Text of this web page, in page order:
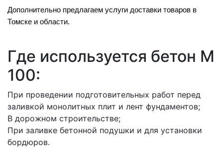
Дополнительно предлагаем услуги доставки товаров в
Томске и области.
Где используется бетон M
100:
При проведении подготовительных работ перед
заливкой монолитных плит и лент фундаментов;
В дорожном строительстве;
При заливке бетонной подушки и для установки
бордюров.